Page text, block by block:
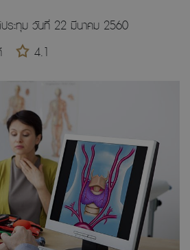
ะทุม วันที่ 22 มีนาคม 2560
4.1